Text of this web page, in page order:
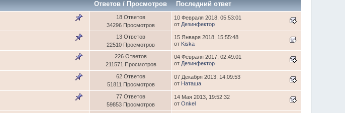
Ответов / Просмотров Последний ответ
18 Ответов
34296 Просмотров
10 Февраля 2018, 05:53:01
от Дезинфектор
13 Ответов
22510 Просмотров
15 Января 2018, 15:55:48
от Kiska
226 Ответов
211571 Просмотров
04 Февраля 2017, 02:49:01
от Дезинфектор
62 Ответов
51811 Просмотров
07 Декабря 2013, 14:09:53
от Наташа
77 Ответов
59853 Просмотров
14 Мая 2013, 19:52:32
отOnkel